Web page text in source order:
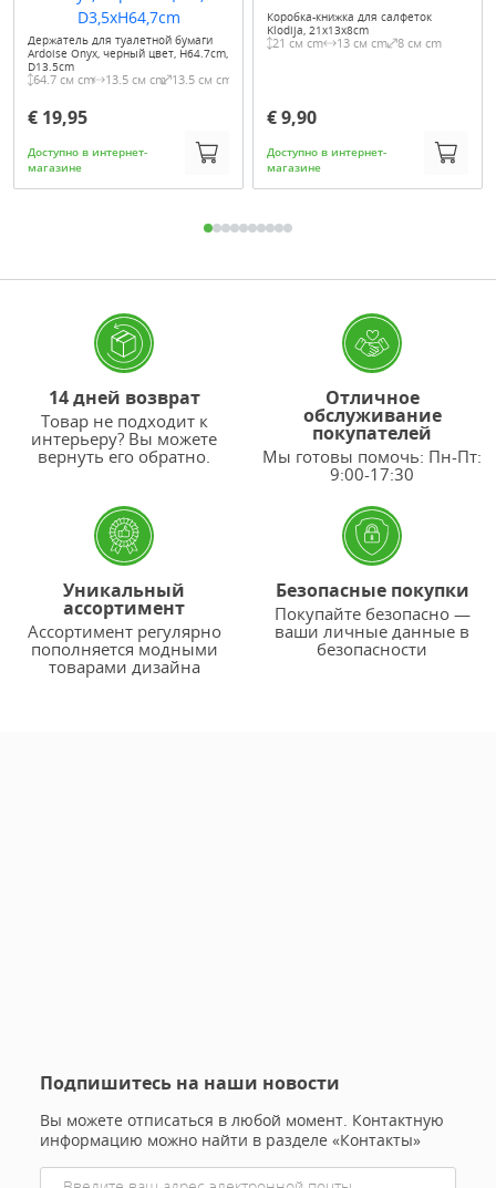
Держатель для туалетной бумаги
Ardoise Onyx, черный цвет, H64.7cm,
D13.5cm
64.7 см cm 13.5 см cm 13.5 см cm
€ 19,95
Доступно в интернет-
магазине
Коробка-книжка для салфеток
Klodija, 21x13x8cm
21 см cm 13 см cm 8 см cm
€ 9,90
Доступно в интернет-
магазине
14 дней возврат
Товар не подходит к
интерьеру? Вы можете
вернуть его обратно.
Отличное
обслуживание
покупателей
Мы готовы помочь: Пн-Пт:
9:00-17:30
Уникальный
ассортимент
Ассортимент регулярно
пополняется модными
товарами дизайна
Безопасные покупки
Покупайте безопасно —
ваши личные данные в
безопасности
Подпишитесь на наши новости
Вы можете отписаться в любой момент. Контактную
информацию можно найти в разделе «Контакты»